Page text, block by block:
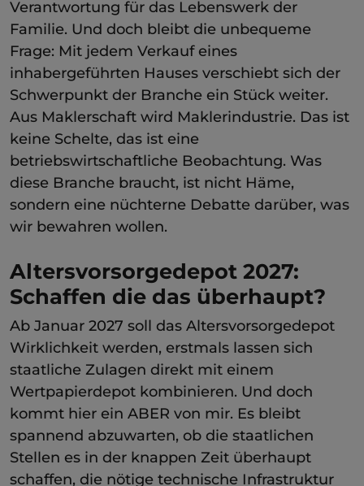
Verantwortung für das Lebenswerk der
Familie. Und doch bleibt die unbequeme
Frage: Mit jedem Verkauf eines
inhabergeführten Hauses verschiebt sich der
Schwerpunkt der Branche ein Stück weiter.
Aus Maklerschaft wird Maklerindustrie. Das ist
keine Schelte, das ist eine
betriebswirtschaftliche Beobachtung. Was
diese Branche braucht, ist nicht Häme,
sondern eine nüchterne Debatte darüber, was
wir bewahren wollen.
Altersvorsorgedepot 2027:
Schaffen die das überhaupt?
Ab Januar 2027 soll das Altersvorsorgedepot
Wirklichkeit werden, erstmals lassen sich
staatliche Zulagen direkt mit einem
Wertpapierdepot kombinieren. Und doch
kommt hier ein ABER von mir. Es bleibt
spannend abzuwarten, ob die staatlichen
Stellen es in der knappen Zeit überhaupt
schaffen, die nötige technische Infrastruktur